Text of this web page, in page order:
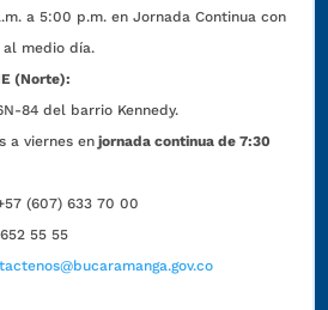
p.m. en Jornada Continua con
al medio día.
(Norte):
84 del barrio Kennedy.
a viernes en jornada continua de 7:30
(607) 633 70 00
55 55